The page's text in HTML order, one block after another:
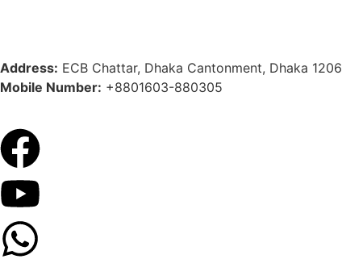
Address: ECB Chattar, Dhaka Cantonment, Dhaka 1206
Mobile Number: +8801603-880305